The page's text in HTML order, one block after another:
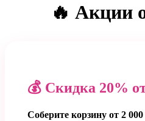
🔥 Акции
💰 Скидка 20%
Соберите корзину от 2